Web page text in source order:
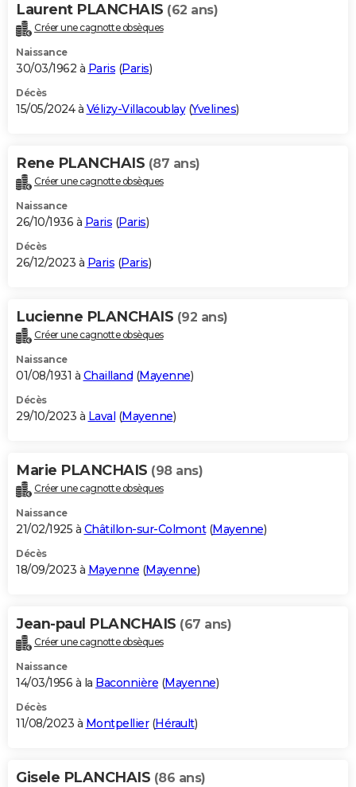
Laurent PLANCHAIS (62 ans)
Créer une cagnotte obsèques
Naissance
30/03/1962 à Paris (Paris)
Décès
15/05/2024 à Vélizy-Villacoublay(Yvelines)
Rene PLANCHAIS (87 ans)
Créer une cagnotte obsèques
Naissance
26/10/1936 à Paris (Paris)
Décès
26/12/2023 à Paris (Paris)
Lucienne PLANCHAIS (92 ans)
Créer une cagnotte obsèques
Naissance
01/08/1931 à Chailland (Mayenne)
Décès
29/10/2023 à Laval (Mayenne)
Marie PLANCHAIS (98 ans)
Créer une cagnotte obsèques
Naissance
21/02/1925 à Châtillon-sur-Colmont(Mayenne)
Décès
18/09/2023 à Mayenne (Mayenne)
Jean-paul PLANCHAIS (67 ans)
Créer une cagnotte obsèques
Naissance
14/03/1956 à la Baconnière (Mayenne)
Décès
11/08/2023 à Montpellier(Hérault)
Gisele PLANCHAIS (86 ans)